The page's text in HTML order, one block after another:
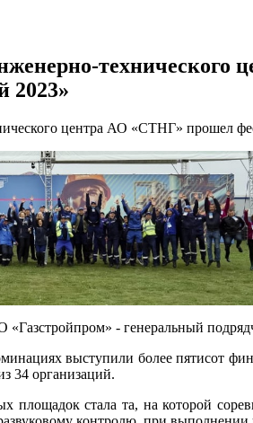
технического
2023»
центра АО «СТНГ» прошел
- генеральный
выступили более пятисот
34 организаций.
площадок стала та, на которой